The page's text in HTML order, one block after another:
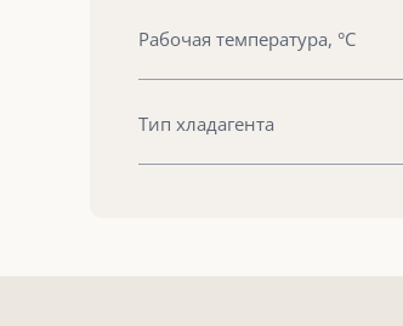
Рабочая температура, °С
Тип хладагента